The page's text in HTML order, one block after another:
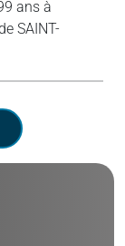
ans à
SAINT-